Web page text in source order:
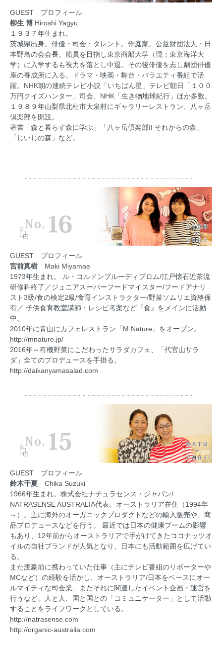
GUEST プロフィール
柳生 博 Hiroshi Yagyu
１９３７年生まれ。
茨城県出身。俳優・司会・タレント。作庭家。公益財団法人・日
本野鳥の会会長。船員を目指し東京商船大学（現：東京海洋大
学）に入学するも視力を落とし中退。その後俳優を志し劇団俳優
座の養成所に入る。ドラマ・映画・舞台・バラエティ番組で活
躍。NHK朝の連続テレビ小説「いちばん星」テレビ朝日「１００
万円クイズハンター」司会、NHK「生き物地球紀行」ほか多数。
１９８９年山梨県北杜市大泉村にギャラリーレストラン、
八ヶ岳
倶楽部を開設。
著書「森と暮らす森に学ぶ」「八ヶ岳倶楽部II それからの森」
「じいじの森」など。
GUEST プロフィール
宮前真樹 Maki Miyamae
1973年生まれ。 ル・コルドンブルーディプロム/江戸懐石近茶流
研修科終了／ジュニアスーパーフードマイスター/フードアナリ
スト3級/食の検定2級/食育インストラクター/野菜ソムリエ資格保
有／ 子供食育教室講師・レシピ考案など『食』をメインに活動
中。
2010年に青山にカフェレストラン「M.Nature」をオープン。
http://mnature.jp/
2016年～有機野菜にこだわったサラダカフェ、「代官山サラ
ダ」全てのプロデュースを手掛る。
http://daikanyamasalad.com
GUEST プロフィール
鈴木千夏 Chika Suzuki
1966年生まれ。株式会社ナチュラセンス・ジャパン/
NATRASENSE AUSTRALIA代表。オーストラリア在住（1994年
～）。主に海外のオーガニックプロダクトなどの輸入販売や、商
品プロデュースなどを行う。 最近では日本の健康ブームの影響
もあり、12年前からオーストラリアで手がけてきたココナッツオ
イルの自社ブランドが人気となり、日本にも活動範囲を広げてい
る。
また渡豪前に携わっていた仕事（主にテレビ番組のリポーターや
MCなど）の経験を活かし、オーストラリア/日本をベースにオー
ルマイティな司会業、またそれに関連したイベント企画・運営を
行うなど、人と人、国と国との「コミュニケーター」として活動
することをライフワークとしている。
http://natrasense.com
http://organic-australia.com